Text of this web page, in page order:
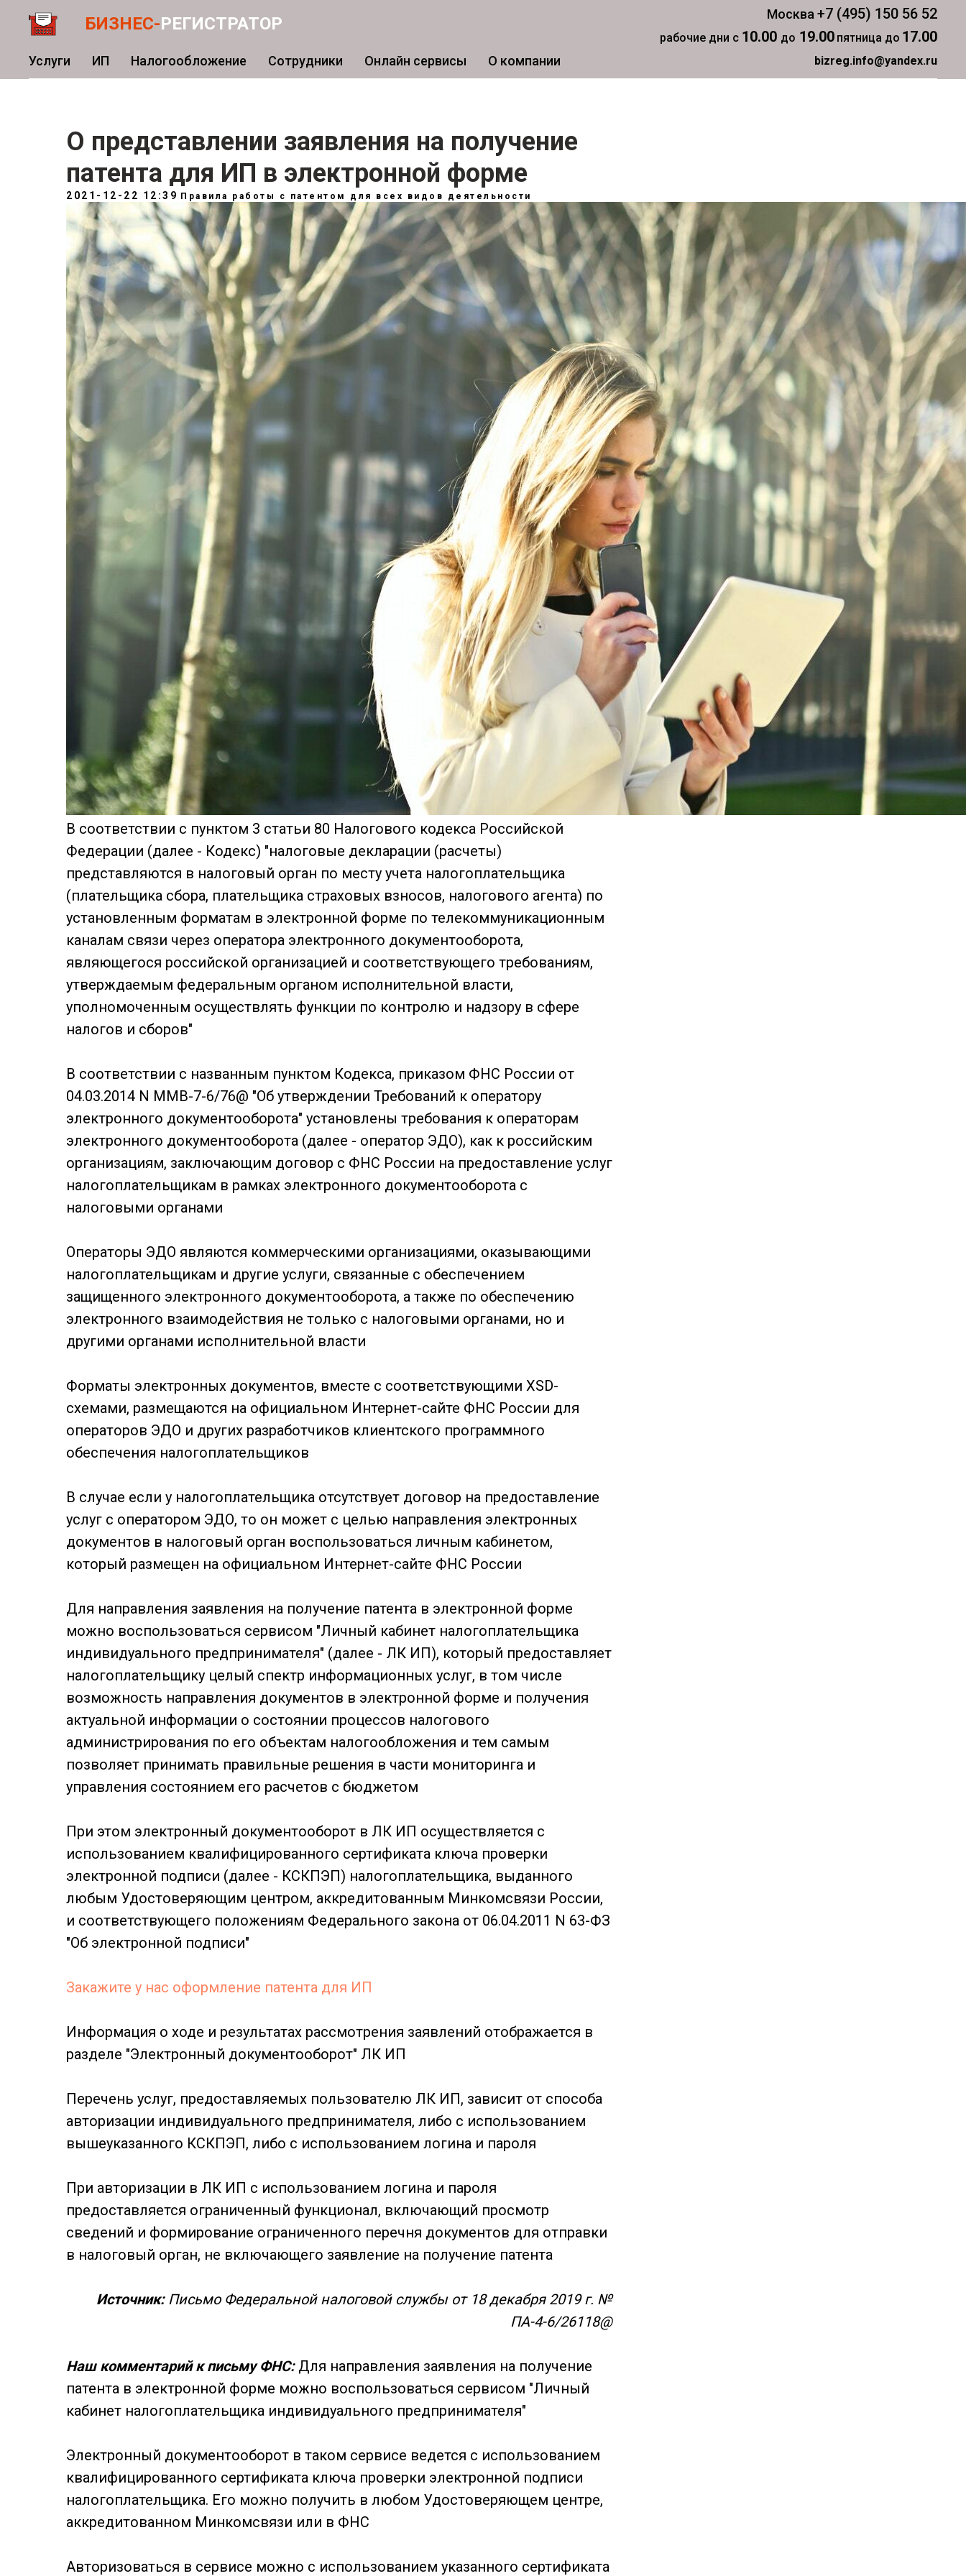
БИЗНЕС-РЕГИСТРАТОР Москва +7 (495) 150 56 52
рабочие дни с 10.00 до 19.00 пятница до 17.00
Услуги ИП Налогообложение Сотрудники Онлайн сервисы О компании bizreg.info@yandex.ru
О представлении заявления на получение
патента для ИП в электронной форме
2021-12-22 12:39 Правила работы с патентом для всех видов деятельности
В соответствии с пунктом 3 статьи 80 Налогового кодекса Российской
Федерации (далее - Кодекс) "налоговые декларации (расчеты)
представляются в налоговый орган по месту учета налогоплательщика
(плательщика сбора, плательщика страховых взносов, налогового агента) по
установленным форматам в электронной форме по телекоммуникационным
каналам связи через оператора электронного документооборота,
являющегося российской организацией и соответствующего требованиям,
утверждаемым федеральным органом исполнительной власти,
уполномоченным осуществлять функции по контролю и надзору в сфере
налогов и сборов"
В соответствии с названным пунктом Кодекса, приказом ФНС России от
04.03.2014 N ММВ-7-6/76@ "Об утверждении Требований к оператору
электронного документооборота" установлены требования к операторам
электронного документооборота (далее - оператор ЭДО), как к российским
организациям, заключающим договор с ФНС России на предоставление услуг
налогоплательщикам в рамках электронного документооборота с
налоговыми органами
Операторы ЭДО являются коммерческими организациями, оказывающими
налогоплательщикам и другие услуги, связанные с обеспечением
защищенного электронного документооборота, а также по обеспечению
электронного взаимодействия не только с налоговыми органами, но и
другими органами исполнительной власти
Форматы электронных документов, вместе с соответствующими XSD-
схемами, размещаются на официальном Интернет-сайте ФНС России для
операторов ЭДО и других разработчиков клиентского программного
обеспечения налогоплательщиков
В случае если у налогоплательщика отсутствует договор на предоставление
услуг с оператором ЭДО, то он может с целью направления электронных
документов в налоговый орган воспользоваться личным кабинетом,
который размещен на официальном Интернет-сайте ФНС России
Для направления заявления на получение патента в электронной форме
можно воспользоваться сервисом "Личный кабинет налогоплательщика
индивидуального предпринимателя" (далее - ЛК ИП), который предоставляет
налогоплательщику целый спектр информационных услуг, в том числе
возможность направления документов в электронной форме и получения
актуальной информации о состоянии процессов налогового
администрирования по его объектам налогообложения и тем самым
позволяет принимать правильные решения в части мониторинга и
управления состоянием его расчетов с бюджетом
При этом электронный документооборот в ЛК ИП осуществляется с
использованием квалифицированного сертификата ключа проверки
электронной подписи (далее - КСКПЭП) налогоплательщика, выданного
любым Удостоверяющим центром, аккредитованным Минкомсвязи России,
и соответствующего положениям Федерального закона от 06.04.2011 N 63-ФЗ
"Об электронной подписи"
Закажите у нас оформление патента для ИП
Информация о ходе и результатах рассмотрения заявлений отображается в
разделе "Электронный документооборот" ЛК ИП
Перечень услуг, предоставляемых пользователю ЛК ИП, зависит от способа
авторизации индивидуального предпринимателя, либо с использованием
вышеуказанного КСКПЭП, либо с использованием логина и пароля
При авторизации в ЛК ИП с использованием логина и пароля
предоставляется ограниченный функционал, включающий просмотр
сведений и формирование ограниченного перечня документов для отправки
в налоговый орган, не включающего заявление на получение патента
Источник:Письмо Федеральной налоговой службы от 18 декабря 2019 г. №
ПА-4-6/26118@
Наш комментарий к письму ФНС: Для направления заявления на получение
патента в электронной форме можно воспользоваться сервисом "Личный
кабинет налогоплательщика индивидуального предпринимателя"
Электронный документооборот в таком сервисе ведется с использованием
квалифицированного сертификата ключа проверки электронной подписи
налогоплательщика. Его можно получить в любом Удостоверяющем центре,
аккредитованном Минкомсвязи или в ФНС
Авторизоваться в сервисе можно с использованием указанного сертификата